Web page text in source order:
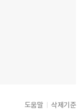
도움말 삭제기준